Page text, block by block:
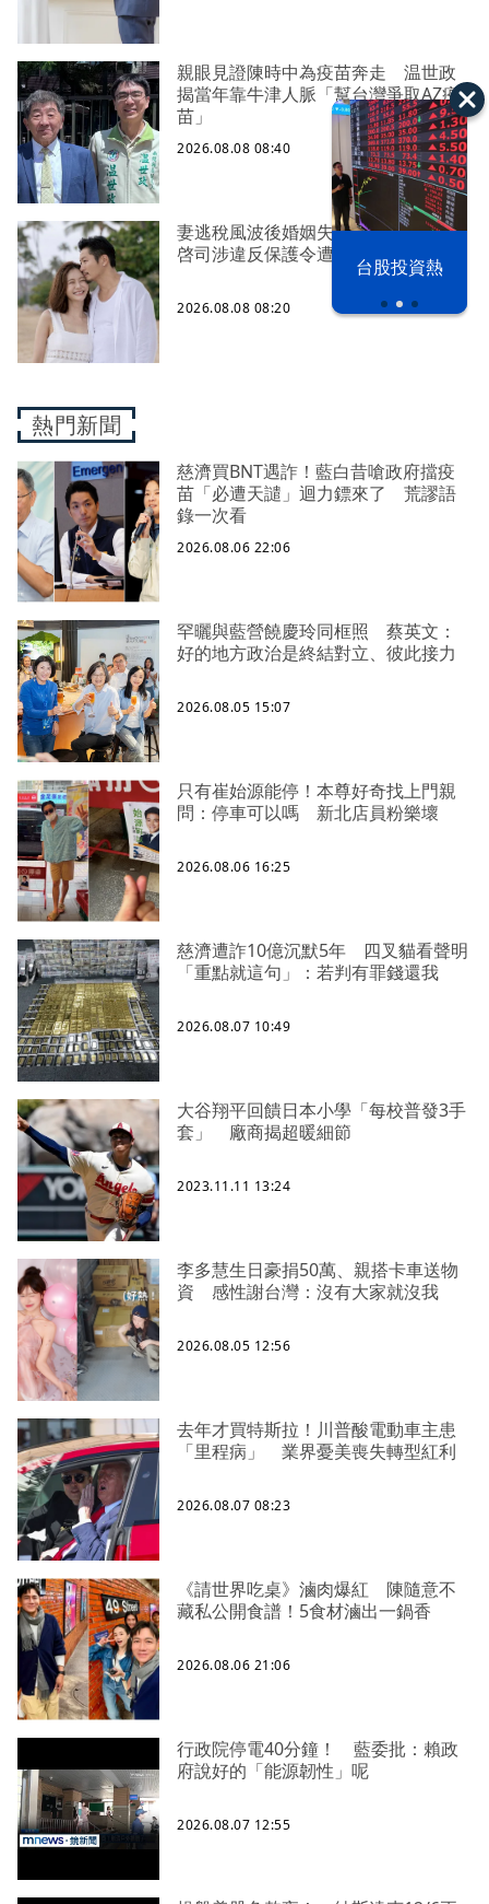
漢光42演習 台股投資熱
親眼見證陳時中為疫苗奔走 温世政
揭當年靠牛津人脈「幫台灣爭取AZ疫
苗」
2026.08.08 08:40
妻逃稅風波後婚姻失控 前EXILE黑木
啓司涉違反保護令遭逮
2026.08.08 08:20
熱門新聞
慈濟買BNT遇詐！藍白昔嗆政府擋疫
苗「必遭天譴」迴力鏢來了 荒謬語
錄一次看
2026.08.06 22:06
罕曬與藍營饒慶玲同框照 蔡英文：
好的地方政治是終結對立、彼此接力
2026.08.05 15:07
只有崔始源能停！本尊好奇找上門親
問：停車可以嗎 新北店員粉樂壞
2026.08.06 16:25
慈濟遭詐10億沉默5年 四叉貓看聲明
「重點就這句」：若判有罪錢還我
2026.08.07 10:49
大谷翔平回饋日本小學「每校普發3手
套」 廠商揭超暖細節
2023.11.11 13:24
李多慧生日豪捐50萬、親搭卡車送物
資 感性謝台灣：沒有大家就沒我
2026.08.05 12:56
去年才買特斯拉！川普酸電動車主患
「里程病」 業界憂美喪失轉型紅利
2026.08.07 08:23
《請世界吃桌》滷肉爆紅 陳隨意不
藏私公開食譜！5食材滷出一鍋香
2026.08.06 21:06
行政院停電40分鐘！ 藍委批：賴政
府說好的「能源韌性」呢
2026.08.07 12:55